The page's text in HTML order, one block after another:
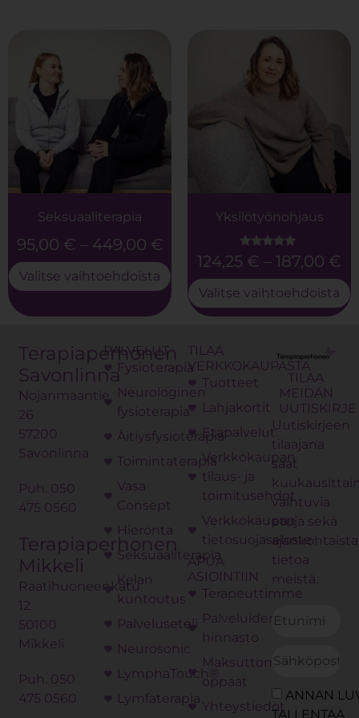
Seksuaaliterapia
95,00 € – 449,00 €
Valitse vaihtoehdoista
Yksilötyönohjaus
Arvostelu
tuotteesta:
5.00
/ 5
124,25 € – 187,00 €
Valitse vaihtoehdoista
Terapiaperhonen
Savonlinna
Nojanmaantie
26
57200
Savonlinna
Puh. 050
475 0560
Terapiaperhonen
Mikkeli
Raatihuoneenkatu
12
50100
Mikkeli
Puh. 050
475 0560
PALVELUT
Fysioterapia
Neurologinen
fysioterapia
Äitiysfysioterapia
Toimintaterapia
Vasa
Consept
Hieronta
Seksuaaliterapia
Kelan
kuntoutus
Palveluseteli
Neurosonic
LymphaTouch®
Lymfaterapia
TILAA
VERKKOKAUPASTA
Tuotteet
Lahjakortit
Etäpalvelut
Verkkokaupan
tilaus- ja
toimitusehdot
Verkkokaupan
tietosuojaseloste
APUA
ASIOINTIIN
Terapeuttimme
Palveluiden
hinnasto
Maksuttomat
oppaat
Yhteystiedot
TILAA
MEIDÄN
UUTISKIRJE
Uutiskirjeen
tilaajana
saat
vaihtuvia
etuja sekä
ajankohtaista
tietoa
meistä.
ANNAN
TALLENTAA